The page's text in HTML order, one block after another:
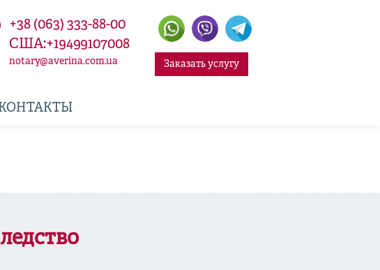
+38 (063) 333-88-00
США:+19499107008
notary@averina.com.ua Заказать услугу